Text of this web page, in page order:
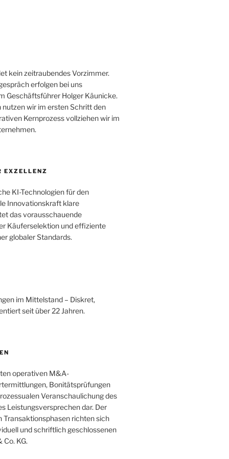
kein zeitraubendes Vorzimmer.
erfolgen bei uns
Geschäftsführer Holger Käunicke.
wir im ersten Schritt den
Kernprozess vollziehen wir im
EXZELLENZ
KI-Technologien für den
Innovationskraft klare
das vorausschauende
Käuferselektion und effiziente
globaler Standards.
im Mittelstand – Diskret,
seit über 22 Jahren.
operativen M&A-
Bonitätsprüfungen
Veranschaulichung des
Leistungsversprechen dar. Der
richten sich
und schriftlich geschlossenen
KG.